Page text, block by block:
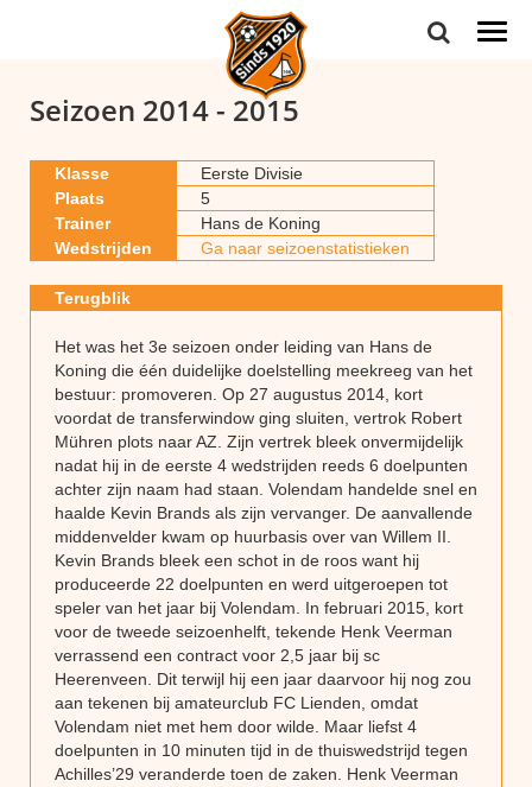
Seizoen 2014 - 2015
Klasse
Eerste Divisie
Plaats
5
Trainer
Hans de Koning
Wedstrijden
Ga naar seizoenstatistieken
Terugblik
Het was het 3e seizoen onder leiding van Hans de
Koning die één duidelijke doelstelling meekreeg van het
bestuur: promoveren. Op 27 augustus 2014, kort
voordat de transferwindow ging sluiten, vertrok Robert
Mühren plots naar AZ. Zijn vertrek bleek onvermijdelijk
nadat hij in de eerste 4 wedstrijden reeds 6 doelpunten
achter zijn naam had staan. Volendam handelde snel en
haalde Kevin Brands als zijn vervanger. De aanvallende
middenvelder kwam op huurbasis over van Willem II.
Kevin Brands bleek een schot in de roos want hij
produceerde 22 doelpunten en werd uitgeroepen tot
speler van het jaar bij Volendam. In februari 2015, kort
voor de tweede seizoenhelft, tekende Henk Veerman
verrassend een contract voor 2,5 jaar bij sc
Heerenveen. Dit terwijl hij een jaar daarvoor hij nog zou
aan tekenen bij amateurclub FC Lienden, omdat
Volendam niet met hem door wilde. Maar liefst 4
doelpunten in 10 minuten tijd in de thuiswedstrijd tegen
Achilles’29 veranderde toen de zaken. Henk Veerman